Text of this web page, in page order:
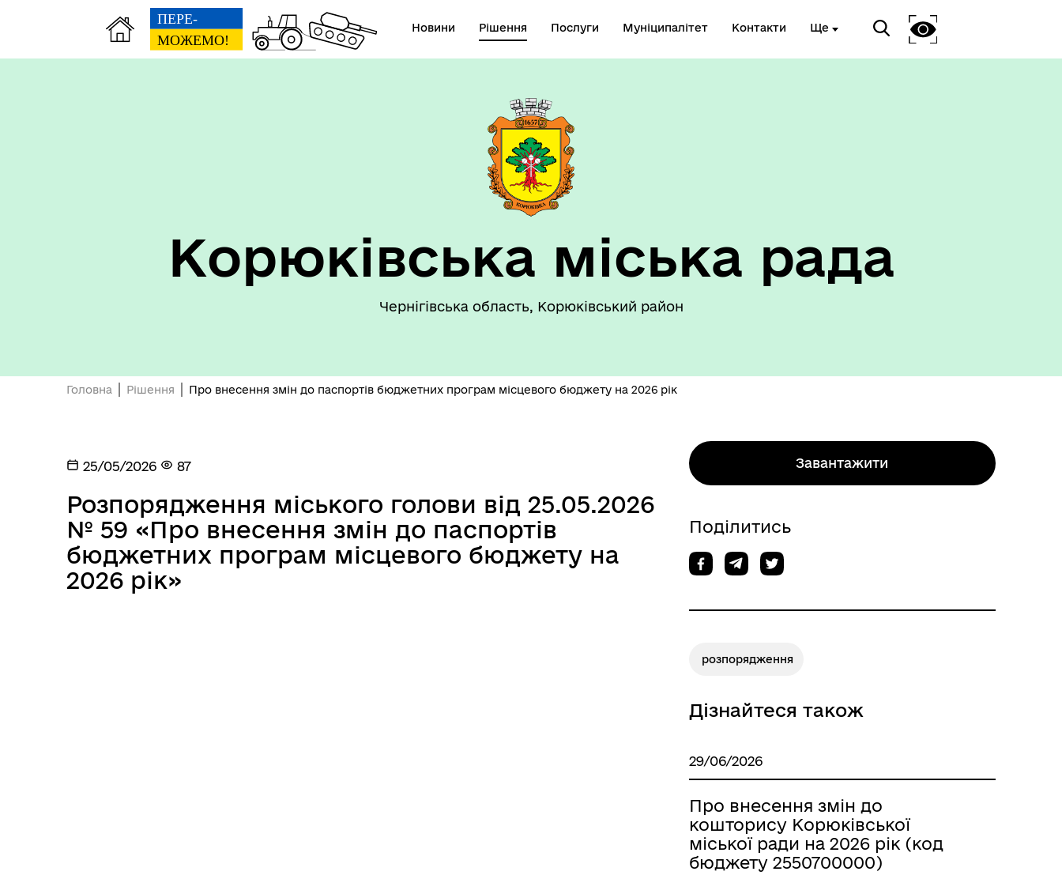
Новини Рішення Послуги Муніципалітет Контакти Ще
Депутатський корпус Туризм/визначні місця
Рішення сесії
Правила та Положення
Місцеві податки, збори,
платежі
Корюківська міська рада
Чернігівська область, Корюківський район
Головна Рішення Про внесення змін до паспортів бюджетних програм місцевого бюджету на 2026 рік
25/05/2026 87
Розпорядження міського голови від 25.05.2026
№ 59 «Про внесення змін до паспортів
бюджетних програм місцевого бюджету на
2026 рік»
Завантажити
Поділитись
розпорядження
Дізнайтеся також
29/06/2026
Про внесення змін до
кошторису Корюківської
міської ради на 2026 рік (код
бюджету 2550700000)